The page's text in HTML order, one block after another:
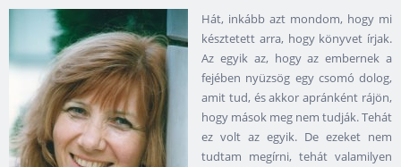
Hát, inkább azt mondom, hogy mi
késztetett arra, hogy könyvet írjak.
Az egyik az, hogy az embernek a
fejében nyüzsög egy csomó dolog,
amit tud, és akkor apránként rájön,
hogy mások meg nem tudják. Tehát
ez volt az egyik. De ezeket nem
tudtam megírni, tehát valamilyen